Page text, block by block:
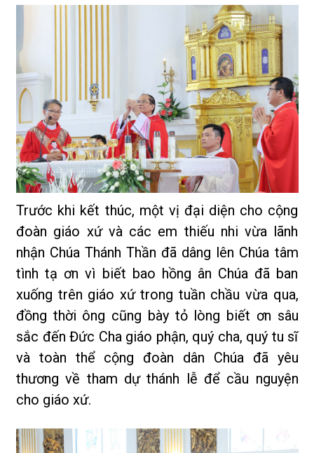
Trước khi kết thúc, một vị đại diện cho cộng
đoàn giáo xứ và các em thiếu nhi vừa lãnh
nhận Chúa Thánh Thần đã dâng lên Chúa tâm
tình tạ ơn vì biết bao hồng ân Chúa đã ban
xuống trên giáo xứ trong tuần chầu vừa qua,
đồng thời ông cũng bày tỏ lòng biết ơn sâu
sắc đến Đức Cha giáo phận, quý cha, quý tu sĩ
và toàn thể cộng đoàn dân Chúa đã yêu
thương về tham dự thánh lễ để cầu nguyện
cho giáo xứ.